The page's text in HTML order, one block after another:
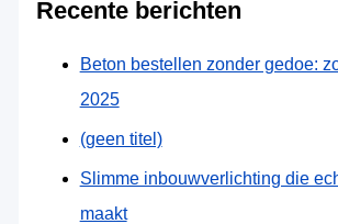
Recente berichten
Beton bestellen zonder gedoe:
2025
(geen titel)
Slimme inbouwverlichting die
maakt